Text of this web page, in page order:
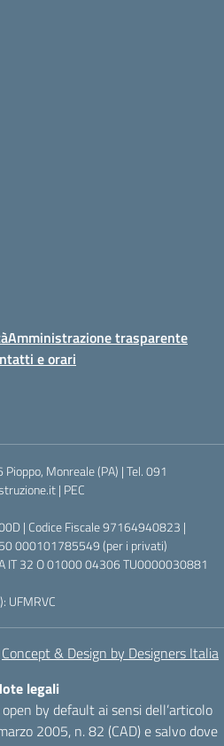
Amministrazione trasparente
e orari
Monreale (PA) | Tel. 091
| PEC
| Codice Fiscale 97164940823 |
000101785549 (per i privati)
IT 32 O 01000 04306 TU0000030881
UFMRVC
Concept & Design by Designers Italia
legali
by default ai sensi dell’articolo
2005, n. 82 (CAD) e salvo dove